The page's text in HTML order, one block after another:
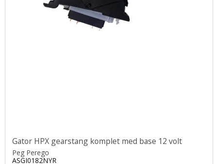
Gator HPX gearstang komplet med base 12 volt
Peg Perego
ASGI0182NYR